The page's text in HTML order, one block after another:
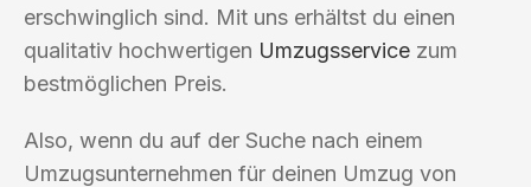
erschwinglich sind. Mit uns erhältst du einen
qualitativ hochwertigen Umzugsservice zum
bestmöglichen Preis.
Also, wenn du auf der Suche nach einem
Umzugsunternehmen für deinen Umzug von